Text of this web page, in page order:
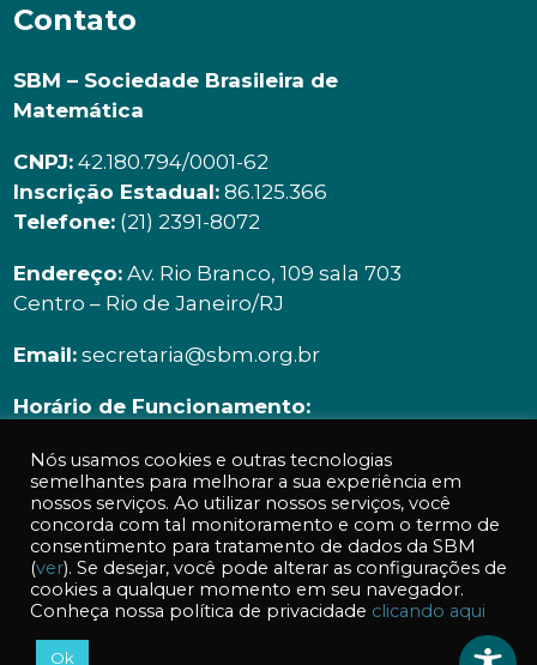
Contato
SBM – Sociedade Brasileira de
Matemática
CNPJ: 42.180.794/0001-62
Inscrição Estadual: 86.125.366
Telefone: (21) 2391-8072
Endereço: Av. Rio Branco, 109 sala 703
Centro – Rio de Janeiro/RJ
Email: secretaria@sbm.org.br
Horário de Funcionamento:
Acessos a essa página: 970
Nós usamos cookies e outras tecnologias
semelhantes para melhorar a sua experiência em
nossos serviços. Ao utilizar nossos serviços, você
concorda com tal monitoramento e com o termo de
consentimento para tratamento de dados da SBM
(ver). Se desejar, você pode alterar as configurações de
cookies a qualquer momento em seu navegador.
Conheça nossa política de privacidade clicando aqui
Ok